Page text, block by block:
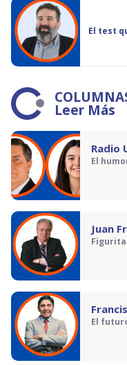
El test
Leer Más
Radio
El
Juan
El